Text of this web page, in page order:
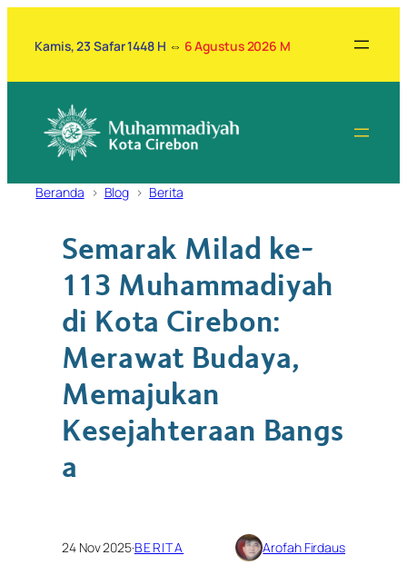
Kamis, 23 Safar 1448 H ⇔ 6 Agustus 2026 M
Beranda Blog Berita
Semarak Milad ke-
113 Muhammadiyah
di Kota Cirebon:
Merawat Budaya,
Memajukan
Kesejahteraan Bangs
a
24 Nov 2025·BERITA Arofah Firdaus